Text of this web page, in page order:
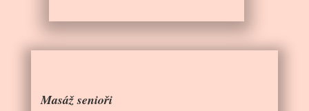
Masáž senioři